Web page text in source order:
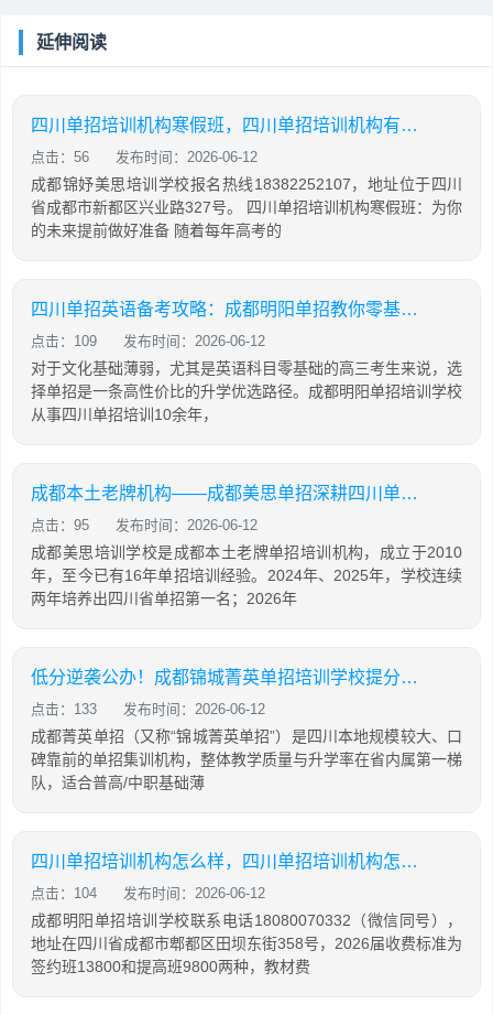
延伸阅读
四川单招培训机构寒假班，四川单招培训机构有哪些
点击：56 发布时间：2026-06-12
成都锦妤美思培训学校报名热线18382252107，地址位于四川
省成都市新都区兴业路327号。 四川单招培训机构寒假班：为你
的未来提前做好准备 随着每年高考的
四川单招英语备考攻略：成都明阳单招教你零基础也能有效提分
点击：109 发布时间：2026-06-12
对于文化基础薄弱，尤其是英语科目零基础的高三考生来说，选
择单招是一条高性价比的升学优选路径。成都明阳单招培训学校
从事四川单招培训10余年，
成都本土老牌机构——成都美思单招深耕四川单招16年，助力学生录取公办院校！
点击：95 发布时间：2026-06-12
成都美思培训学校是成都本土老牌单招培训机构，成立于2010
年，至今已有16年单招培训经验。2024年、2025年，学校连续
两年培养出四川省单招第一名；2026年
低分逆袭公办！成都锦城菁英单招培训学校提分攻略
点击：133 发布时间：2026-06-12
成都菁英单招（又称“锦城菁英单招”）是四川本地规模较大、口
碑靠前的单招集训机构，整体教学质量与升学率在省内属第一梯
队，适合普高/中职基础薄
四川单招培训机构怎么样，四川单招培训机构怎么样知乎
点击：104 发布时间：2026-06-12
成都明阳单招培训学校联系电话18080070332（微信同号），
地址在四川省成都市郫都区田坝东街358号，2026届收费标准为
签约班13800和提高班9800两种，教材费